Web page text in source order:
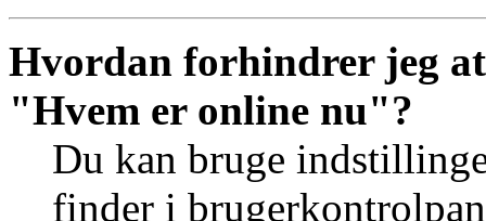
Hvordan forhindrer jeg
"Hvem er online nu"?
Du kan bruge
finder i